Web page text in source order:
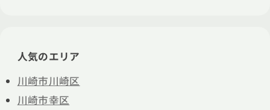
人気のエリア
川崎市川崎区
川崎市幸区